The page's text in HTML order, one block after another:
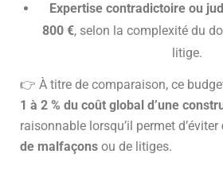
Expertise contradictoire ou
800 €, selon la complexité du
litige.
👉 À titre de comparaison, ce
1 à 2 % du coût global d’une
raisonnable lorsqu’il permet d’éviter
de malfaçons ou de litiges.